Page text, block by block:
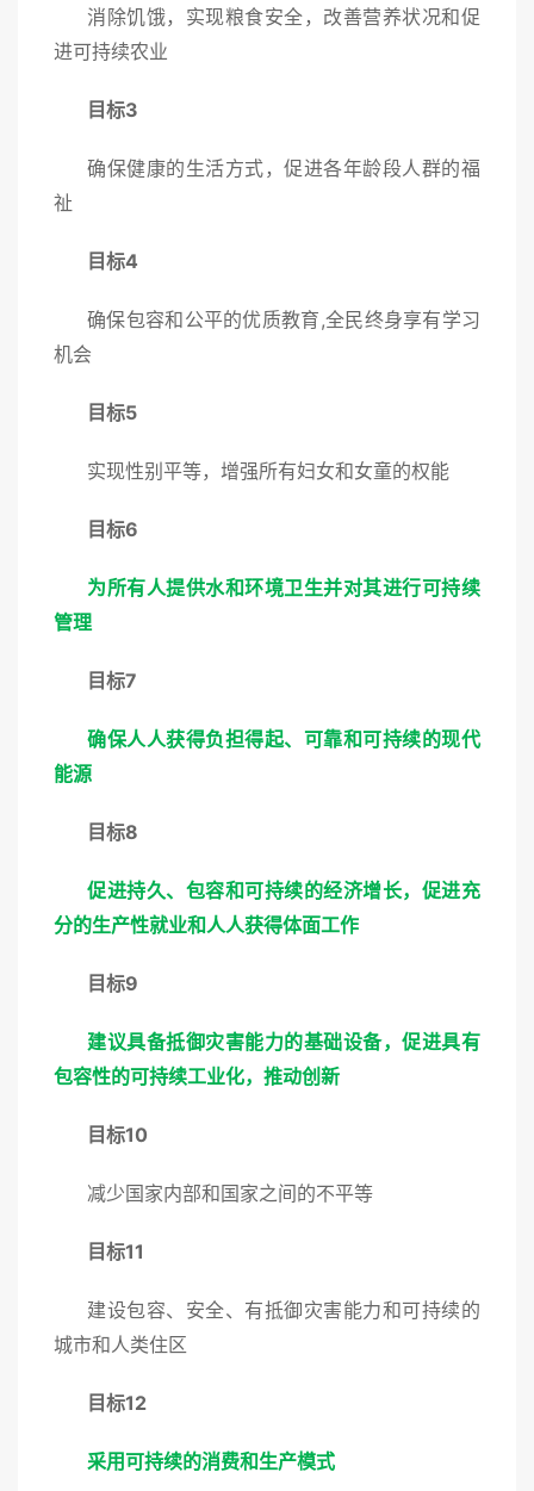
消除饥饿，实现粮食安全，改善营养状况和促
进可持续农业
目标3
确保健康的生活方式，促进各年龄段人群的福
祉
目标4
确保包容和公平的优质教育,全民终身享有学习
机会
目标5
实现性别平等，增强所有妇女和女童的权能
目标6
为所有人提供水和环境卫生并对其进行可持续
管理
目标7
确保人人获得负担得起、可靠和可持续的现代
能源
目标8
促进持久、包容和可持续的经济增长，促进充
分的生产性就业和人人获得体面工作
目标9
建议具备抵御灾害能力的基础设备，促进具有
包容性的可持续工业化，推动创新
目标10
减少国家内部和国家之间的不平等
目标11
建设包容、安全、有抵御灾害能力和可持续的
城市和人类住区
目标12
采用可持续的消费和生产模式